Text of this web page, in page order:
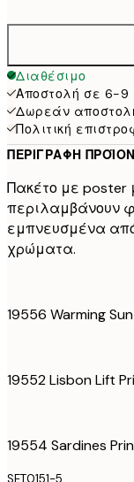
Διαθέσιμο
Αποστολή σε 6-9
Δωρεάν
Πολιτική
ΠΕΡΙΓΡΑΦΉ
Πακέτο με poster
περιλαμβάνουν
εμπνευσμένα
χρώματα.
19556 Warming
19552 Lisbon Lift
19554 Sardines
SET0151-5